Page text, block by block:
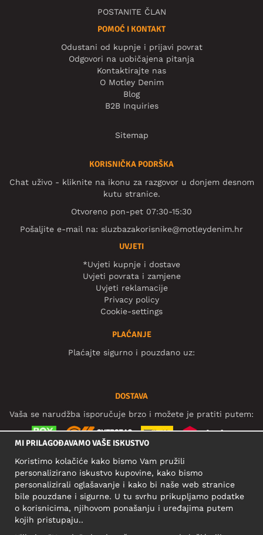
POSTANITE ČLAN
POMOĆ I KONTAKT
Odustani od kupnje i prijavi povrat
Odgovori na uobičajena pitanja
Kontaktirajte nas
O Motley Denim
Blog
B2B Inquiries
Sitemap
KORISNIČKA PODRŠKA
Chat uživo - kliknite na ikonu za razgovor u donjem desnom
kutu stranice.
Otvoreno pon-pet 07:30-15:30
Pošaljite e-mail na: sluzbazakorisnike@motleydenim.hr
UVJETI
*Uvjeti kupnje i dostave
Uvjeti povrata i zamjene
Uvjeti reklamacije
Privacy policy
Cookie-settings
PLAĆANJE
Plaćajte sigurno i pouzdano uz:
DOSTAVA
Vaša se narudžba isporučuje brzo i možete je pratiti putem:
DRUŠTVENE MREŽE
POSLOVNA ADRESA
MI PRILAGOĐAVAMO VAŠE ISKUSTVO
Koristimo kolačiće kako bismo Vam pružili
personalizirano iskustvo kupovine, kako bismo
personalizirali oglašavanje i kako bi naše web stranice
bile pouzdane i sigurne. U tu svrhu prikupljamo podatke
o korisnicima, njihovom ponašanju i uređajima putem
kojih pristupaju..